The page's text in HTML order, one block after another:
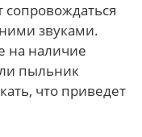
звуками.
на наличие
пыльник
что приведет